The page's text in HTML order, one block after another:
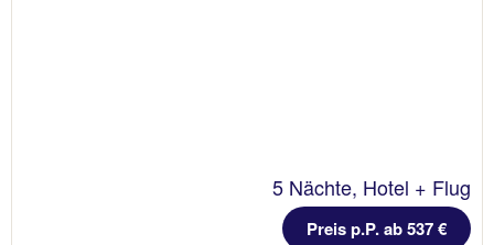
5 Nächte, Hotel + Flug
Preis p.P. ab 537 €